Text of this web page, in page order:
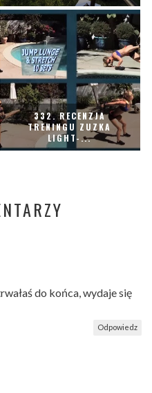
332. RECENZJA
TRENINGU ZUZKA
LIGHT-...
do końca, wydaje się
Odpowiedz